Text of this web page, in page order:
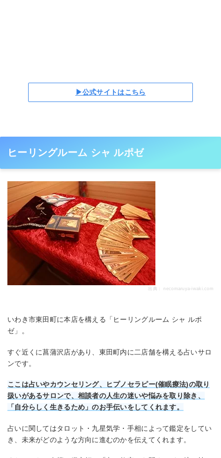
▶公式サイトはこちら
ヒーリングルーム シャ ルポゼ
出典： necomaruya-iwaki.com
いわき市東田町に本店を構える「ヒーリングルーム シャ ルポ
ゼ」。
すぐ近くに菖蒲沢店があり、東田町内に二店舗を構える占いサロ
ンです。
ここは占いやカウンセリング、ヒプノセラピー(催眠療法)の取り
扱いがあるサロンで、相談者の人生の迷いや悩みを取り除き、
「自分らしく生きるため」のお手伝いをしてくれます。
占いに関してはタロット・九星気学・手相によって鑑定をしてい
き、未来がどのような方向に進むのかを伝えてくれます。